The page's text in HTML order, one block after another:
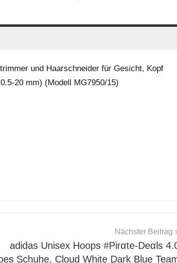
und Haarschneider für Gesicht, Kopf
20 mm) (Modell MG7950/15)
Nächster Beitrag
adidas Unisex Hoops #Pirαtе-Dеαls
Schuhe, Cloud White Dark Blue